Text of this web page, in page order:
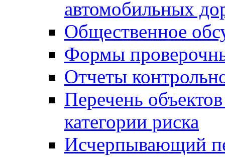
автомобильных
Общественное
Формы
Отчеты
Перечень
категории риска
Исчерпывающий